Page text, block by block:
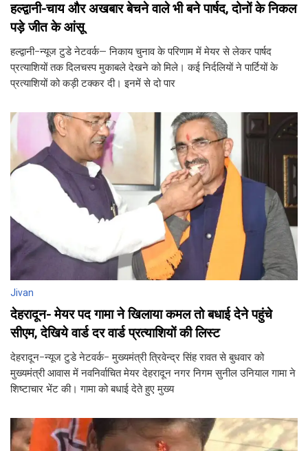
हल्द्वानी-चाय और अखबार बेचने वाले भी बने पार्षद, दोनों के निकल
पड़े जीत के आंसू
हल्द्वानी-न्यूज टुडे नेटवर्क– निकाय चुनाव के परिणाम में मेयर से लेकर पार्षद
प्रत्याशियों तक दिलचस्प मुकाबले देखने को मिले। कई निर्दलियों ने पार्टियों के
प्रत्याशियों को कड़ी टक्कर दी। इनमें से दो पार
Jivan
देहरादून- मेयर पद गामा ने खिलाया कमल तो बधाई देने पहुंचे
सीएम, देखिये वार्ड दर वार्ड प्रत्याशियों की लिस्ट
देहरादून-न्यूज टुडे नेटवर्क- मुख्यमंत्री त्रिवेन्द्र सिंह रावत से बुधवार को
मुख्यमंत्री आवास में नवनिर्वाचित मेयर देहरादून नगर निगम सुनील उनियाल गामा ने
शिष्टाचार भेंट की। गामा को बधाई देते हुए मुख्य